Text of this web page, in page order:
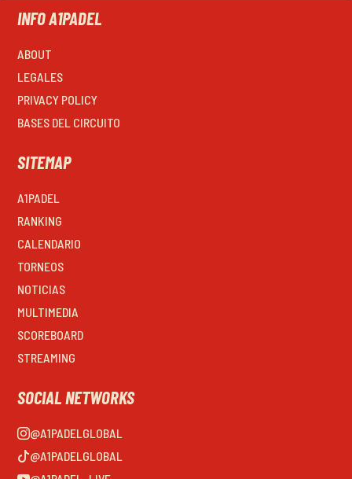
INFO A1PADEL
ABOUT
LEGALES
PRIVACY POLICY
BASES DEL CIRCUITO
SITEMAP
A1PADEL
RANKING
CALENDARIO
TORNEOS
NOTICIAS
MULTIMEDIA
SCOREBOARD
STREAMING
SOCIAL NETWORKS
@A1PADELGLOBAL
@A1PADELGLOBAL